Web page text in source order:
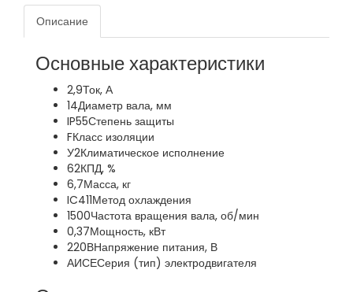
Описание
Основные характеристики
2,9Ток, А
14Диаметр вала, мм
IP55Степень защиты
FКласс изоляции
У2Климатическое исполнение
62КПД, %
6,7Масса, кг
IC411Метод охлаждения
1500Частота вращения вала, об/мин
0,37Мощность, кВт
220ВНапряжение питания, В
АИСЕСерия (тип) электродвигателя